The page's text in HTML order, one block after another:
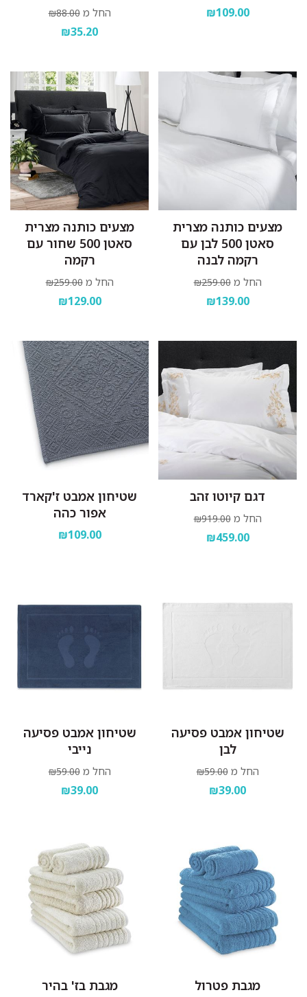
₪109.00 החל מ ₪88.00
₪35.20
מצעים כותנה מצרית
סאטן 500 לבן עם
רקמה לבנה
החל מ ₪259.00
₪139.00
מצעים כותנה מצרית
סאטן 500 שחור עם
רקמה
החל מ ₪259.00
₪129.00
דגם קיוטו זהב
החל מ ₪919.00
₪459.00
שטיחון אמבט ז'קארד
אפור כהה
₪109.00
שטיחון אמבט פסיעה
לבן
החל מ ₪59.00
₪39.00
שטיחון אמבט פסיעה
נייבי
החל מ ₪59.00
₪39.00
מגבת פטרול מגבת בז' בהיר